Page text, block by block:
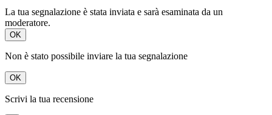
La tua segnalazione è stata inviata e sarà esaminata da un
moderatore.
OK
Non è stato possibile inviare la tua segnalazione
OK
Scrivi la tua recensione